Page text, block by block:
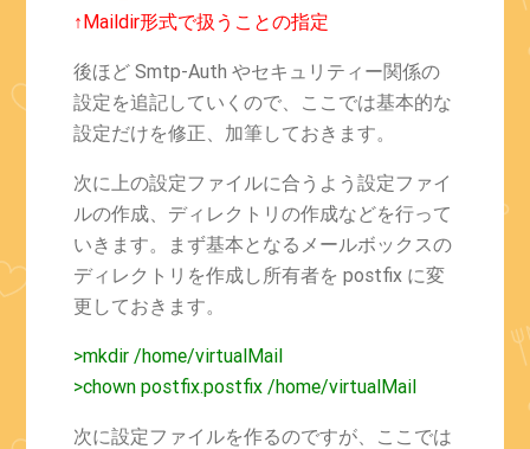
↑Maildir形式で扱うことの指定
後ほど Smtp-Auth やセキュリティー関係の
設定を追記していくので、ここでは基本的な
設定だけを修正、加筆しておきます。
次に上の設定ファイルに合うよう設定ファイ
ルの作成、ディレクトリの作成などを行って
いきます。まず基本となるメールボックスの
ディレクトリを作成し所有者を postfix に変
更しておきます。
>mkdir /home/virtualMail
>chown postfix.postfix /home/virtualMail
次に設定ファイルを作るのですが、ここでは